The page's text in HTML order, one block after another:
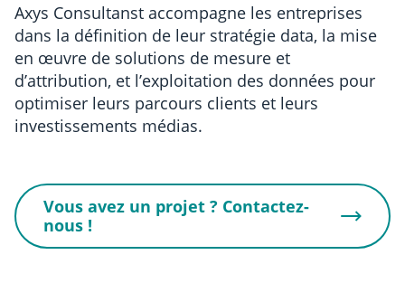
Axys Consultanst accompagne les entreprises
dans la définition de leur stratégie data, la mise
en œuvre de solutions de mesure et
d’attribution, et l’exploitation des données pour
optimiser leurs parcours clients et leurs
investissements médias.
Vous avez un projet ? Contactez-
nous !